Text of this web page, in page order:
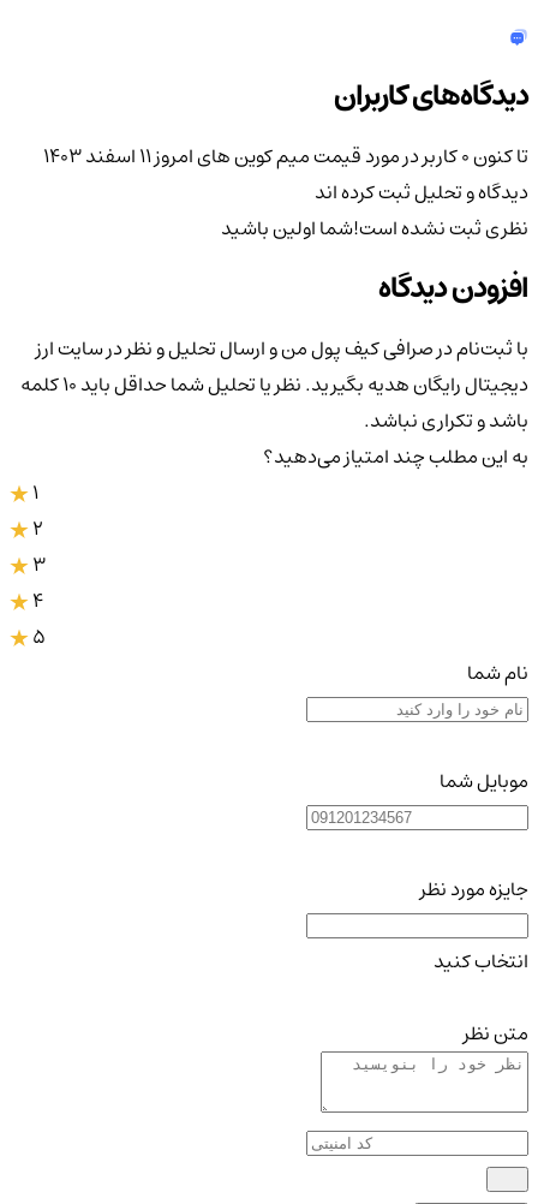
دیدگاه‌های کاربران
تا کنون 0 کاربر در مورد
قیمت میم کوین های امروز ۱۱ اسفند ۱۴۰۳
دیدگاه و تحلیل ثبت کرده اند
نظری ثبت نشده است!شما اولین باشید
افزودن دیدگاه
با ثبت‌نام در صرافی کیف پول من و ارسال تحلیل و نظر در سایت ارز
دیجیتال رایگان هدیه بگیرید. نظر یا تحلیل شما حداقل باید ۱۰ کلمه
باشد و تکراری نباشد.
به این مطلب چند امتیاز می‌دهید؟
3
4
5
نام شما
موبایل شما
جایزه مورد نظر
انتخاب کنید
متن نظر